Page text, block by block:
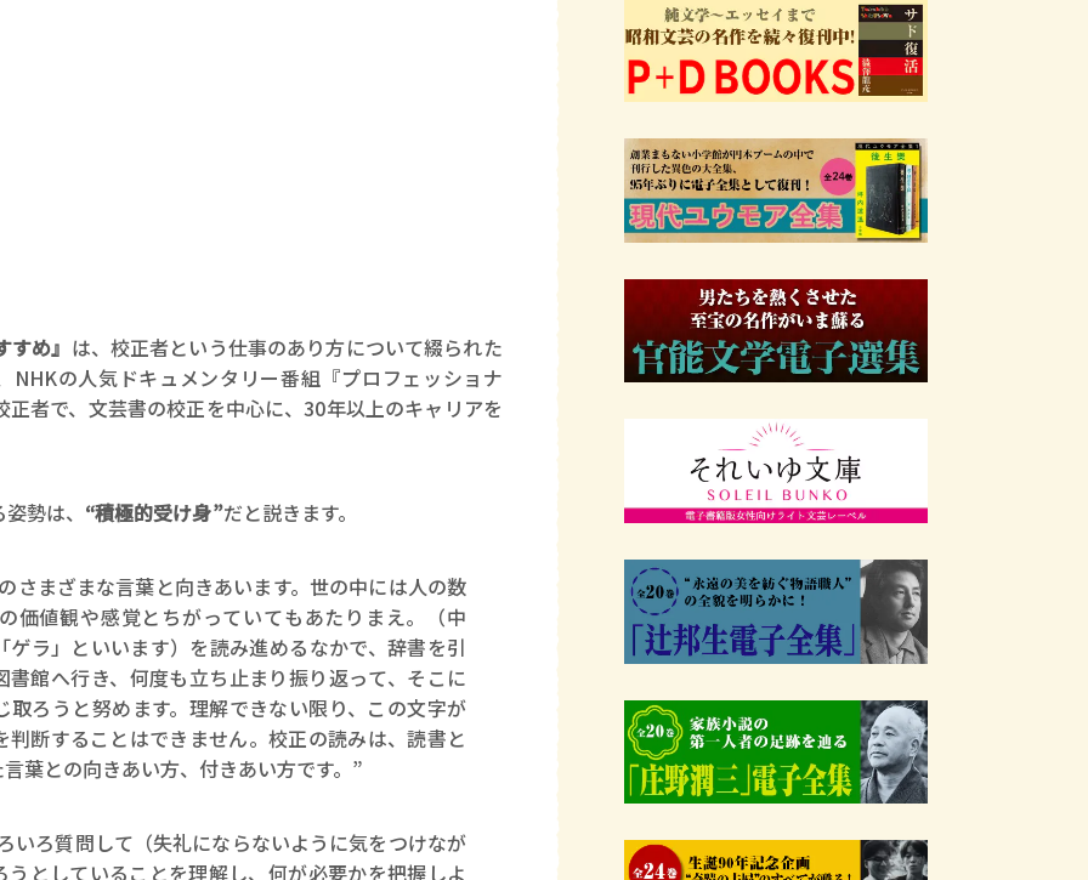
め』 は、校正者という仕事のあり方について綴られた
NHKの人気ドキュメンタリー番組『プロフェッショナ
者で、文芸書の校正を中心に、30年以上のキャリアを
勢は、 “積極的受け身”だと説きます。
さまざまな言葉と向きあいます。世の中には人の数
価値観や感覚とちがっていてもあたりまえ。（中
ラ」といいます）を読み進めるなかで、辞書を引
館へ行き、何度も立ち止まり振り返って、そこに
ろうと努めます。理解できない限り、この文字が
断することはできません。校正の読みは、読書と
葉との向きあい方、付きあい方です。”
いろ質問して（失礼にならないように気をつけなが
としていることを理解し、何が必要かを把握しよ